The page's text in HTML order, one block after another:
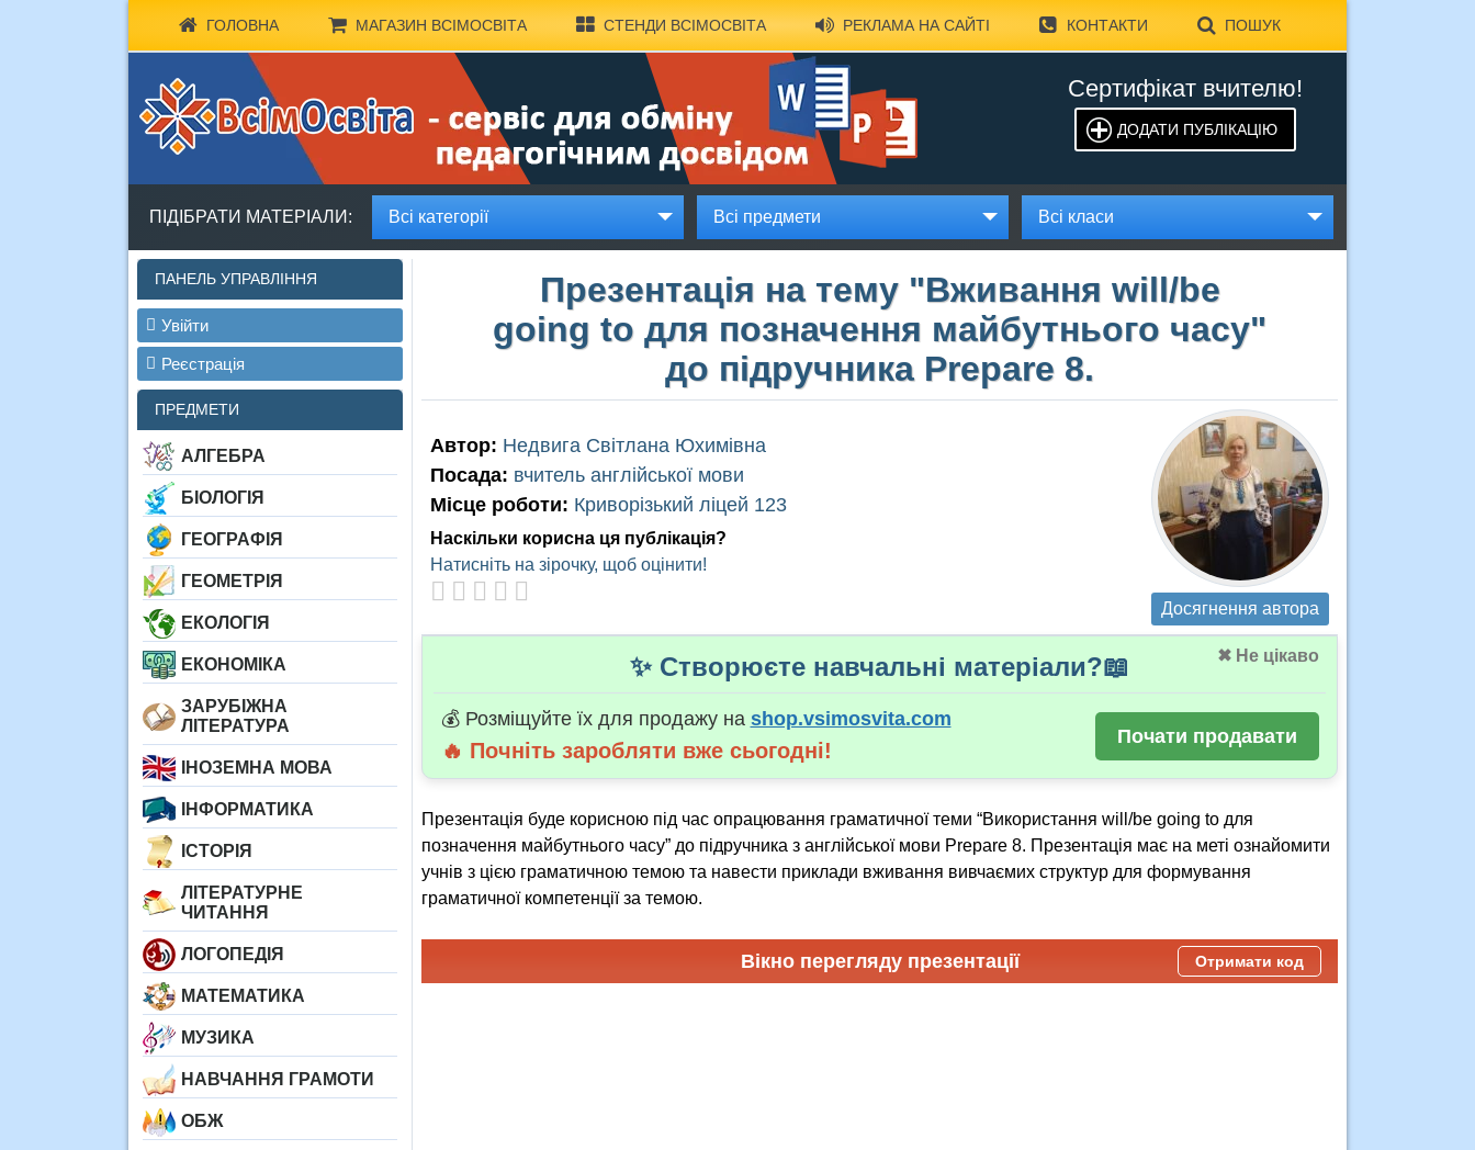
ГОЛОВНА МАГАЗИН ВСІМОСВІТА СТЕНДИ ВСІМОСВІТА РЕКЛАМА НА САЙТІ КОНТАКТИ ПОШУК
Сертифікат вчителю!
ДОДАТИ ПУБЛІКАЦІЮ
ПІДІБРАТИ МАТЕРІАЛИ: Всі категорії Всі предмети Всі класи
ПАНЕЛЬ УПРАВЛІННЯ
Увійти
Реєстрація
ПРЕДМЕТИ
АЛГЕБРА
БІОЛОГІЯ
ГЕОГРАФІЯ
ГЕОМЕТРІЯ
ЕКОЛОГІЯ
ЕКОНОМІКА
ЗАРУБІЖНА
ЛІТЕРАТУРА
ІНОЗЕМНА МОВА
ІНФОРМАТИКА
ІСТОРІЯ
ЛІТЕРАТУРНЕ
ЧИТАННЯ
ЛОГОПЕДІЯ
МАТЕМАТИКА
МУЗИКА
НАВЧАННЯ ГРАМОТИ
ОБЖ
Презентація на тему "Вживання will/be
going to для позначення майбутнього часу"
до підручника Prepare 8.
Автор: Недвига Світлана Юхимівна
Посада: вчитель англійської мови
Місце роботи: Криворізький ліцей 123
Наскільки корисна ця публікація?
Натисніть на зірочку, щоб оцінити!
Досягнення автора
✖ Не цікаво
✨ Створюєте навчальні матеріали?📖
💰 Розміщуйте їх для продажу на shop.vsimosvita.com
🔥 Почніть заробляти вже сьогодні!
Почати продавати
Презентація буде корисною під час опрацювання граматичної теми “Використання will/be going to для
позначення майбутнього часу” до підручника з англійської мови Prepare 8. Презентація має на меті ознайомити
учнів з цією граматичною темою та навести приклади вживання вивчаємих структур для формування
граматичної компетенції за темою.
Вікно перегляду презентації Отримати код